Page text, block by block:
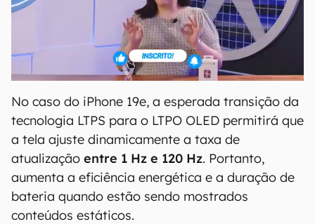
No caso do iPhone 19e, a esperada transição da
tecnologia LTPS para o LTPO OLED permitirá que
a tela ajuste dinamicamente a taxa de
atualização entre 1 Hz e 120 Hz. Portanto,
aumenta a eficiência energética e a duração de
bateria quando estão sendo mostrados
conteúdos estáticos.